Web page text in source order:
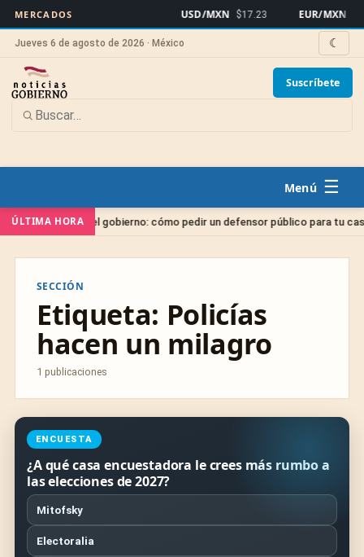
MERCADOS USD/MXN $17.23 EUR/MXN
Jueves 6 de agosto de 2026 · México ☾
Suscríbete
☰
ÚLTIMA HORA
gratis del gobierno: cómo pedir un defensor público para tu caso
SECCIÓN
Etiqueta: Policías
hacen un milagro
1 publicaciones
ENCUESTA
¿A qué casa encuestadora le crees más rumbo a
las elecciones de 2027?
Mitofsky
Electoralia